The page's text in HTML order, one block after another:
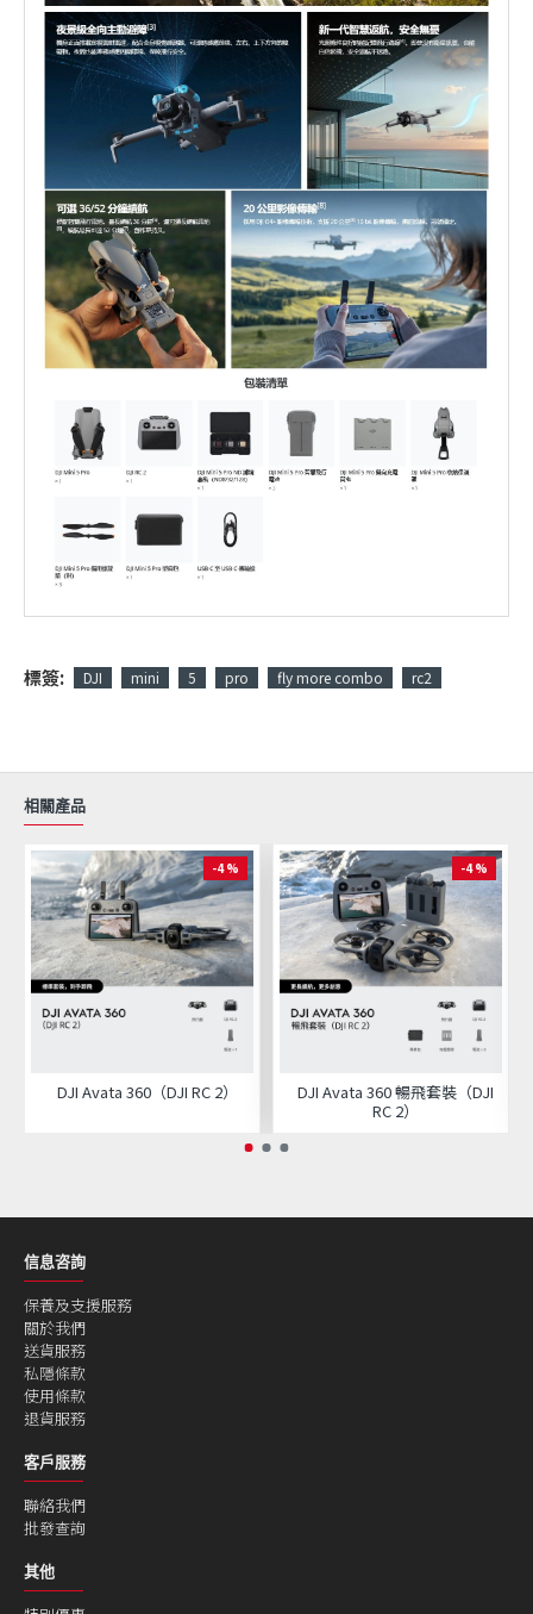
標簽: DJI mini 5 pro fly more combo rc2
相關產品
-4 %
DJI Avata 360（DJI RC 2）
-4 %
DJI Avata 360 暢飛套裝（DJI
RC 2）
信息咨詢
保養及支援服務
關於我們
送貨服務
私隱條款
使用條款
退貨服務
客戶服務
聯絡我們
批發查詢
其他